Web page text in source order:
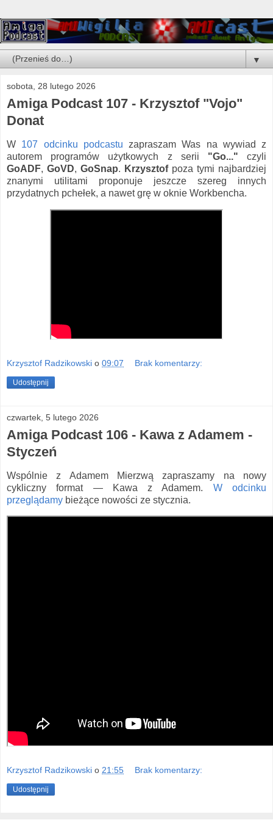
▼
sobota, 28 lutego 2026
Amiga Podcast 107 - Krzysztof "Vojo"
Donat
W 107 odcinku podcastu zapraszam Was na wywiad z
autorem programów użytkowych z serii "Go..." czyli
GoADF, GoVD, GoSnap. Krzysztofpoza tymi najbardziej
znanymi utilitami proponuje jeszcze szereg innych
przydatnych pchełek, a nawet grę w oknie Workbencha.
Krzysztof Radzikowski o 09:07 Brak komentarzy:
Udostępnij
czwartek, 5 lutego 2026
Amiga Podcast 106 - Kawa z Adamem -
Styczeń
Wspólnie z Adamem Mierzwą zapraszamy na nowy
cykliczny format — Kawa z Adamem. W odcinku
przeglądamy bieżące nowości ze stycznia.
Krzysztof Radzikowski o 21:55 Brak komentarzy:
Udostępnij